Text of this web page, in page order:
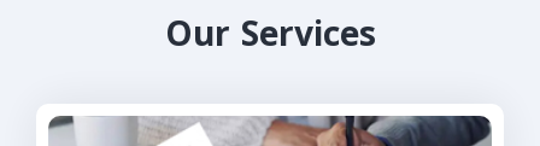
Our Services